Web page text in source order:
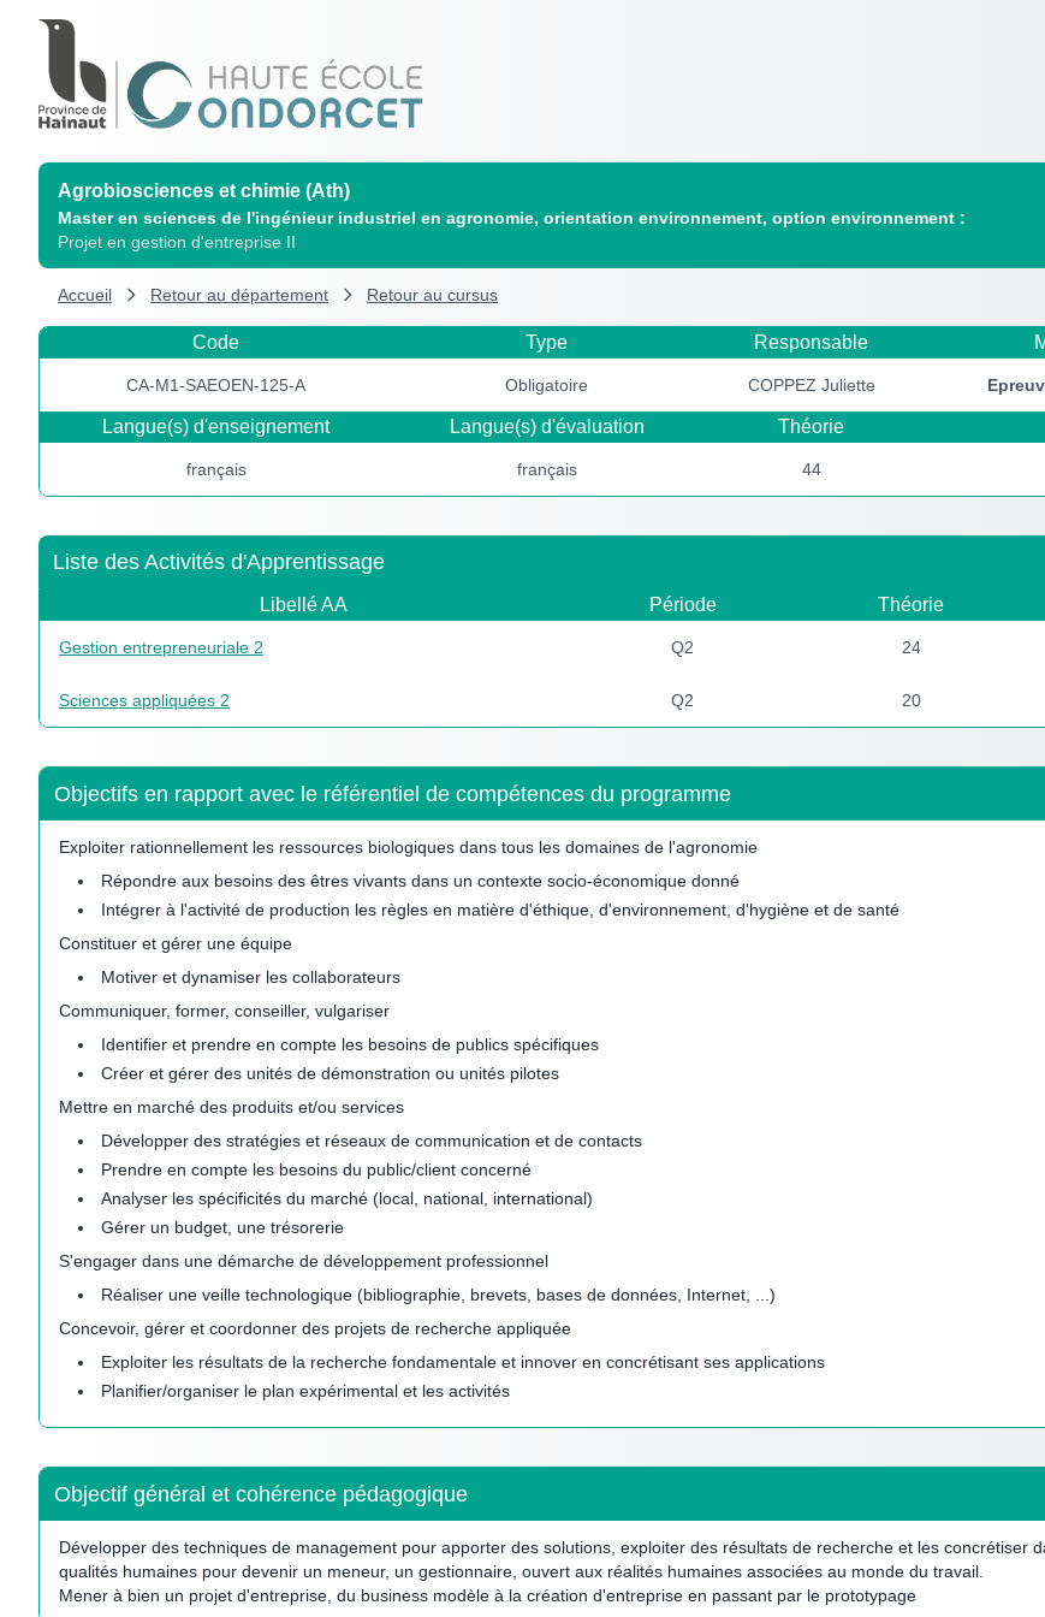
Agrobiosciences et chimie (Ath)
Master en sciences de l'ingénieur industriel en agronomie, orientation environnement, option environnement :
Projet en gestion d'entreprise II
Accueil Retour au département Retour au cursus
Code Type Responsable
CA-M1-SAEOEN-125-A Obligatoire COPPEZ Juliette
Langue(s) d'enseignement Langue(s) d'évaluation Théorie
français français 44
Liste des Activités d'Apprentissage
Libellé AA Période Théorie
Gestion entrepreneuriale 2 Q2 24
Sciences appliquées 2 Q2 20
Objectifs en rapport avec le référentiel de compétences du programme
Exploiter rationnellement les ressources biologiques dans tous les domaines de l'agronomie
Répondre aux besoins des êtres vivants dans un contexte socio-économique donné
Intégrer à l'activité de production les règles en matière d'éthique, d'environnement, d'hygiène et de santé
Constituer et gérer une équipe
Motiver et dynamiser les collaborateurs
Communiquer, former, conseiller, vulgariser
Identifier et prendre en compte les besoins de publics spécifiques
Créer et gérer des unités de démonstration ou unités pilotes
Mettre en marché des produits et/ou services
Développer des stratégies et réseaux de communication et de contacts
Prendre en compte les besoins du public/client concerné
Analyser les spécificités du marché (local, national, international)
Gérer un budget, une trésorerie
S'engager dans une démarche de développement professionnel
Réaliser une veille technologique (bibliographie, brevets, bases de données, Internet, ...)
Concevoir, gérer et coordonner des projets de recherche appliquée
Exploiter les résultats de la recherche fondamentale et innover en concrétisant ses applications
Planifier/organiser le plan expérimental et les activités
Objectif général et cohérence pédagogique
Développer des techniques de management pour apporter des solutions, exploiter des résultats de recherche et les concrétiser
qualités humaines pour devenir un meneur, un gestionnaire, ouvert aux réalités humaines associées au monde du travail.
Mener à bien un projet d'entreprise, du business modèle à la création d'entreprise en passant par le prototypage